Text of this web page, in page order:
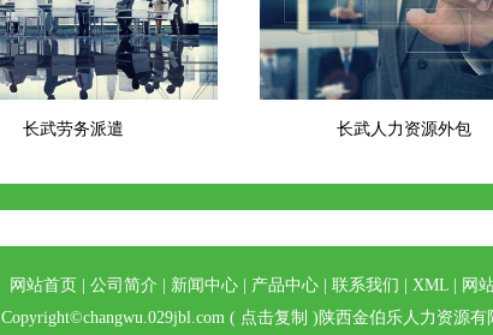
长武劳务派遣 长武人力资源外包
网站首页 公司简介 新闻中心 产品中心 联系我们 XML
网
Copyright©changwu.029jbl.com ( 点击复制 )陕西金伯乐人力资源有